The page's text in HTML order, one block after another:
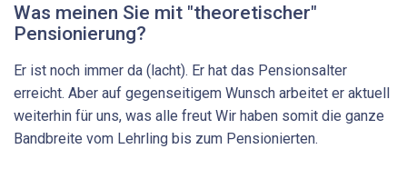
Was meinen Sie mit "theoretischer"
Pensionierung?
Er ist noch immer da (lacht). Er hat das Pensionsalter
erreicht. Aber auf gegenseitigem Wunsch arbeitet er aktuell
weiterhin für uns, was alle freut Wir haben somit die ganze
Bandbreite vom Lehrling bis zum Pensionierten.